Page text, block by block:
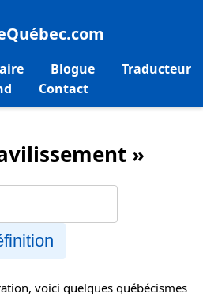
Blogue
Traducteur
Contact
»
voici quelques québécismes